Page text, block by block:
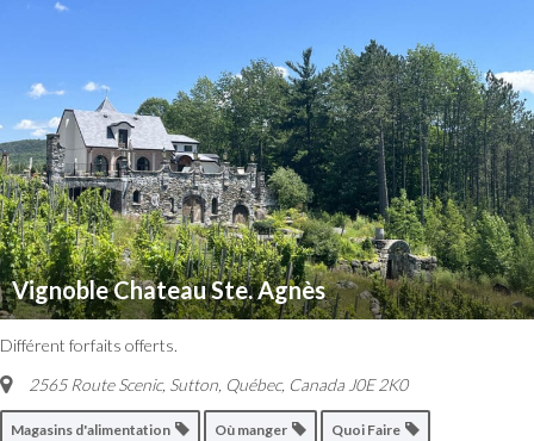
Vignoble Chateau Ste. Agnès
Différent forfaits offerts.
2565 Route Scenic, Sutton, Québec, CanadaJ0E 2K0
Magasins d'alimentation Où manger Quoi Faire